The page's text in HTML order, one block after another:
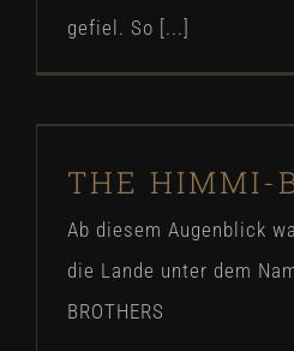
gefiel. So [...]
Our
THE HIMMI-
Ab diesem Augenblick
die Lande unter dem
BROTHERS